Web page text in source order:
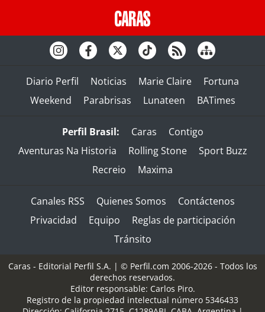
Diario Perfil Noticias Marie Claire
Fortuna
Weekend
Parabrisas Lunateen BATimes
Perfil Brasil: Caras
Contigo
Aventuras Na Historia
Rolling Stone
Sport Buzz
Recreio
Maxima
Canales RSS Quienes Somos
Contáctenos
Privacidad
Equipo
Reglas de participación
Tránsito
Caras - Editorial Perfil S.A. | © Perfil.com 2006-2026 - Todos los
derechos reservados.
Editor responsable: Carlos Piro.
Registro de la propiedad intelectual número 5346433